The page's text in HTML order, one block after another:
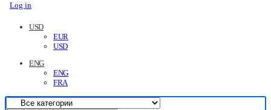
Log in
USD
EUR
USD
ENG
ENG
FRA